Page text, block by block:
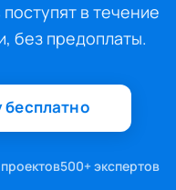
в течение
без предоплаты.
бесплатно
500+ экспертов